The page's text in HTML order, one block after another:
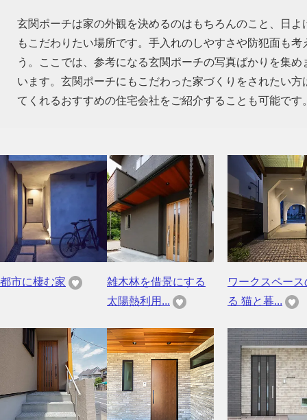
玄関ポーチは家の外観を決めるのはもちろんのこと、日
もこだわりたい場所です。手入れのしやすさや防犯面も
う。ここでは、参考になる玄関ポーチの写真ばかりを集
います。玄関ポーチにもこだわった家づくりをされたい
てくれるおすすめの住宅会社をご紹介することも可能です
都市に棲む家
雑木林を借景にする
太陽熱利用...
ワークスペース
る 猫と暮...